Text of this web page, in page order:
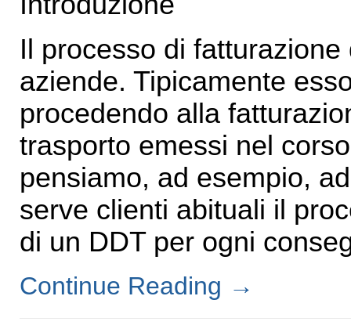
Il processo di
aziende. Tipicamente
procedendo alla
trasporto emessi nel
pensiamo, ad esempio,
serve clienti abituali il
di un DDT per ogni
Continue Reading →